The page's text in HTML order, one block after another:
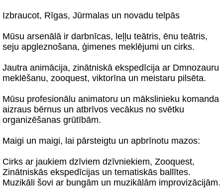
Izbraucot, Rīgas, Jūrmalas un novadu telpās
Mūsu arsenālā ir darbnīcas, leļļu teātris, ēnu teātris,
seju apgleznošana, ģimenes meklējumi un cirks.
Jautra animācija, zinātniskā ekspedīcija ar Dmnozauru
meklēšanu, zooquest, viktorīna un meistaru pilsēta.
Mūsu profesionālu animatoru un mākslinieku komanda
aizraus bērnus un atbrīvos vecākus no svētku
organizēšanas grūtībām.
Maigi un maigi, lai pārsteigtu un apbrīnotu mazos:
Cirks ar jaukiem dzīviem dzīvniekiem, Zooquest,
Zinātniskās ekspedīcijas un tematiskās ballītes.
Muzikāli šovi ar bungām un muzikālām improvizācijām.